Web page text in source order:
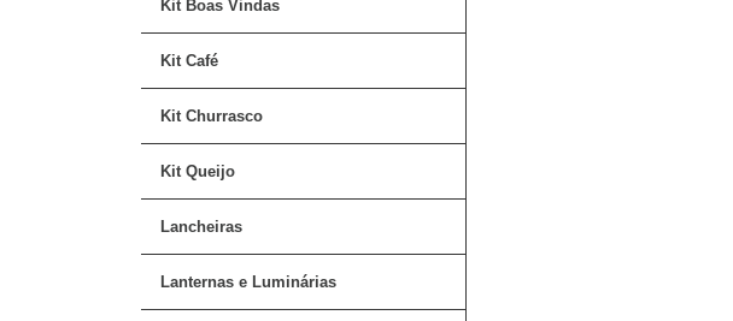
Kit Boas Vindas
Kit Café
Kit Churrasco
Kit Queijo
Lancheiras
Lanternas e Luminárias